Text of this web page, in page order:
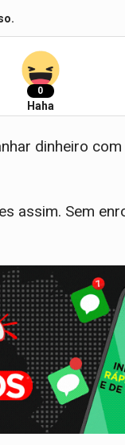
0
Haha
dinheiro
assim. Sem